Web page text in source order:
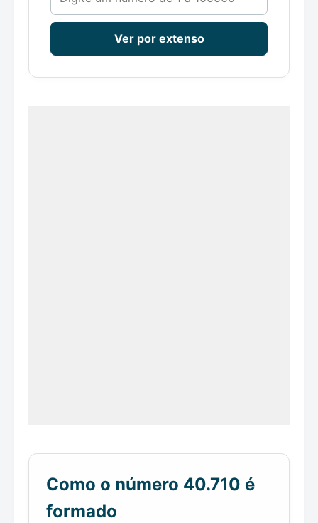
Ver por extenso
Como o número 40.710 é
formado